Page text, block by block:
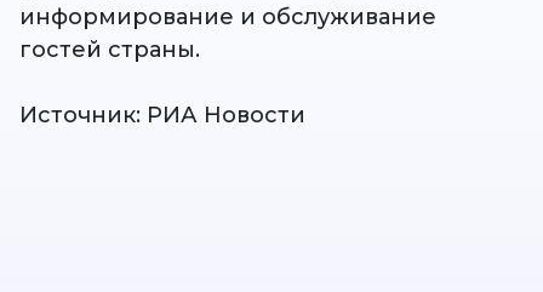
информирование и обслуживание
гостей страны.
Источник: РИА Новости